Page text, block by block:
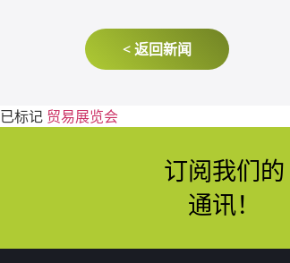
< 返回新闻
已标记 贸易展览会
订阅我们的
通讯！